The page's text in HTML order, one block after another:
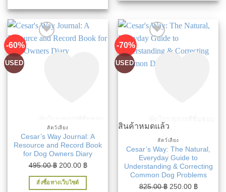
-60%
USED
สัตว์เลี้ยง
Cesar’s Way Journal: A
Resource and Record Book
for Dog Owners Diary
495.00฿ Original
price
was:
200.00 ฿Current
price
สั่งซื้อทางเว็บไซต์
-70%
USED
สินค้าหมดแล้ว
สัตว์เลี้ยง
Cesar’s Way: The Natural,
Everyday Guide to
Understanding & Correcting
Common Dog Problems
825.00฿ Original
250.00 ฿Current